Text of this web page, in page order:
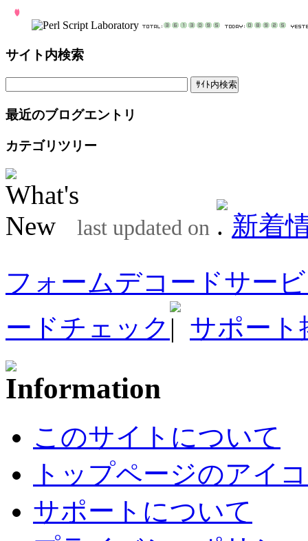
サイト内検索
最近のブログエントリ
カテゴリツリー
last updated on
新着
フォームデコードサー
ードチェック
サポート
このサイトについて
トップページのアイ
サポートについて